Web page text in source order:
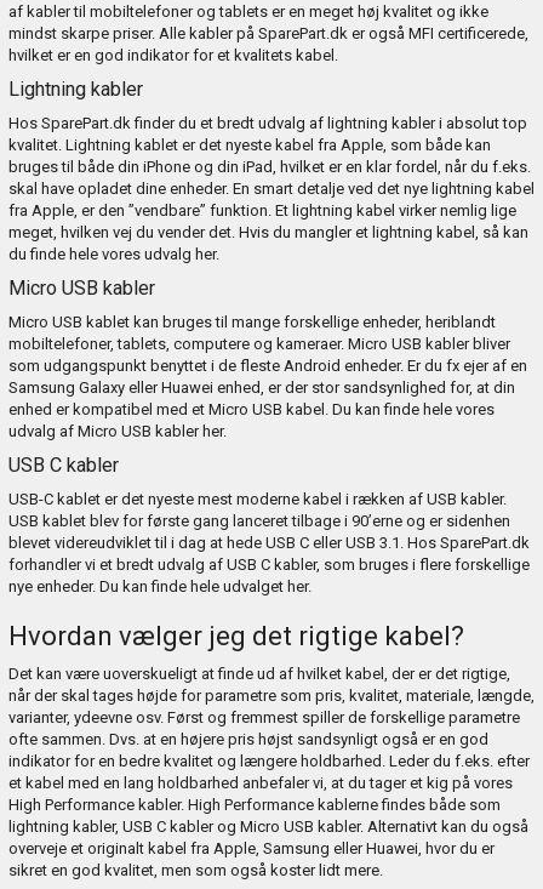
af kabler til mobiltelefoner og tablets er en meget høj kvalitet og ikke
mindst skarpe priser. Alle kabler på SparePart.dk er også MFI certificerede,
hvilket er en god indikator for et kvalitets kabel.
Lightning kabler
Hos SparePart.dk finder du et bredt udvalg af lightning kabler i absolut top
kvalitet. Lightning kablet er det nyeste kabel fra Apple, som både kan
bruges til både din iPhone og din iPad, hvilket er en klar fordel, når du f.eks.
skal have opladet dine enheder. En smart detalje ved det nye lightning kabel
fra Apple, er den ”vendbare” funktion. Et lightning kabel virker nemlig lige
meget, hvilken vej du vender det. Hvis du mangler et lightning kabel, så kan
du finde hele vores udvalg her.
Micro USB kabler
Micro USB kablet kan bruges til mange forskellige enheder, heriblandt
mobiltelefoner, tablets, computere og kameraer. Micro USB kabler bliver
som udgangspunkt benyttet i de fleste Android enheder. Er du fx ejer af en
Samsung Galaxy eller Huawei enhed, er der stor sandsynlighed for, at din
enhed er kompatibel med et Micro USB kabel. Du kan finde hele vores
udvalg af Micro USB kablerher.
USB C kabler
USB-C kablet er det nyeste mest moderne kabel i rækken af USB kabler.
USB kablet blev for første gang lanceret tilbage i 90’erne og er sidenhen
blevet videreudviklet til i dag at hede USB C eller USB 3.1. Hos SparePart.dk
forhandler vi et bredt udvalg af USB C kabler, som bruges i flere forskellige
nye enheder. Du kan finde hele udvalget her.
Hvordan vælger jeg det rigtige kabel?
Det kan være uoverskueligt at finde ud af hvilket kabel, der er det rigtige,
når der skal tages højde for parametre som pris, kvalitet, materiale, længde,
varianter, ydeevne osv. Først og fremmest spiller de forskellige parametre
ofte sammen. Dvs. at en højere pris højst sandsynligt også er en god
indikator for en bedre kvalitet og længere holdbarhed. Leder du f.eks. efter
et kabel med en lang holdbarhed anbefaler vi, at du tager et kig på vores
High Performance kabler. High Performance kablerne findes både som
lightning kabler, USB C kabler og Micro USB kabler. Alternativt kan du også
overveje et originalt kabel fra Apple, Samsung eller Huawei, hvor du er
sikret en god kvalitet, men som også koster lidt mere.